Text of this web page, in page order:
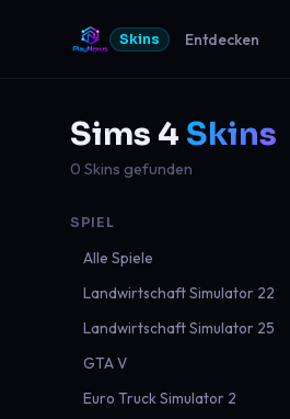
Skins Entdecken
Sims 4 Skins
0 Skins gefunden
SPIEL
Alle Spiele
Landwirtschaft Simulator 22
Landwirtschaft Simulator 25
GTA V
Euro Truck Simulator 2